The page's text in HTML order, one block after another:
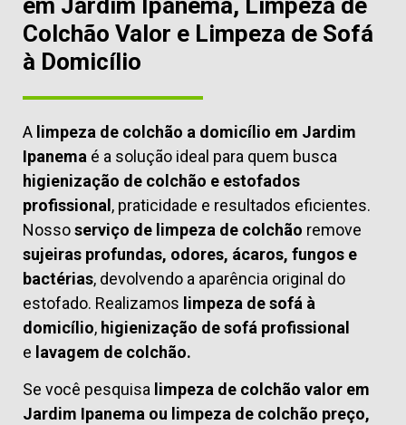
Colchão Valor e Limpeza de Sofá
à Domicílio
A limpeza de colchão a domicílio em Jardim
Ipanema é a solução ideal para quem busca
higienização de colchão e estofados
profissional, praticidade e resultados eficientes.
Nossoserviço de limpeza de colchão remove
sujeiras profundas, odores, ácaros, fungos e
bactérias, devolvendo a aparência original do
estofado. Realizamos limpeza de sofá à
domicílio, higienização de sofá profissional
e lavagem de colchão.
Se você pesquisa limpeza de colchão valor em
Jardim Ipanema ou limpeza de colchão preço,